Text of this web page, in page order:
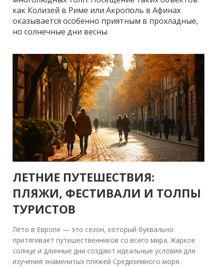
как Колизей в Риме или Акрополь в Афинах
оказывается особенно приятным в прохладные,
но солнечные дни весны.
ЛЕТНИЕ ПУТЕШЕСТВИЯ:
ПЛЯЖИ, ФЕСТИВАЛИ И ТОЛПЫ
ТУРИСТОВ
Лето в Европе — это сезон, который буквально
притягивает путешественников со всего мира. Жаркое
солнце и длинные дни создают идеальные условия для
изучения знаменитых пляжей Средиземного моря.